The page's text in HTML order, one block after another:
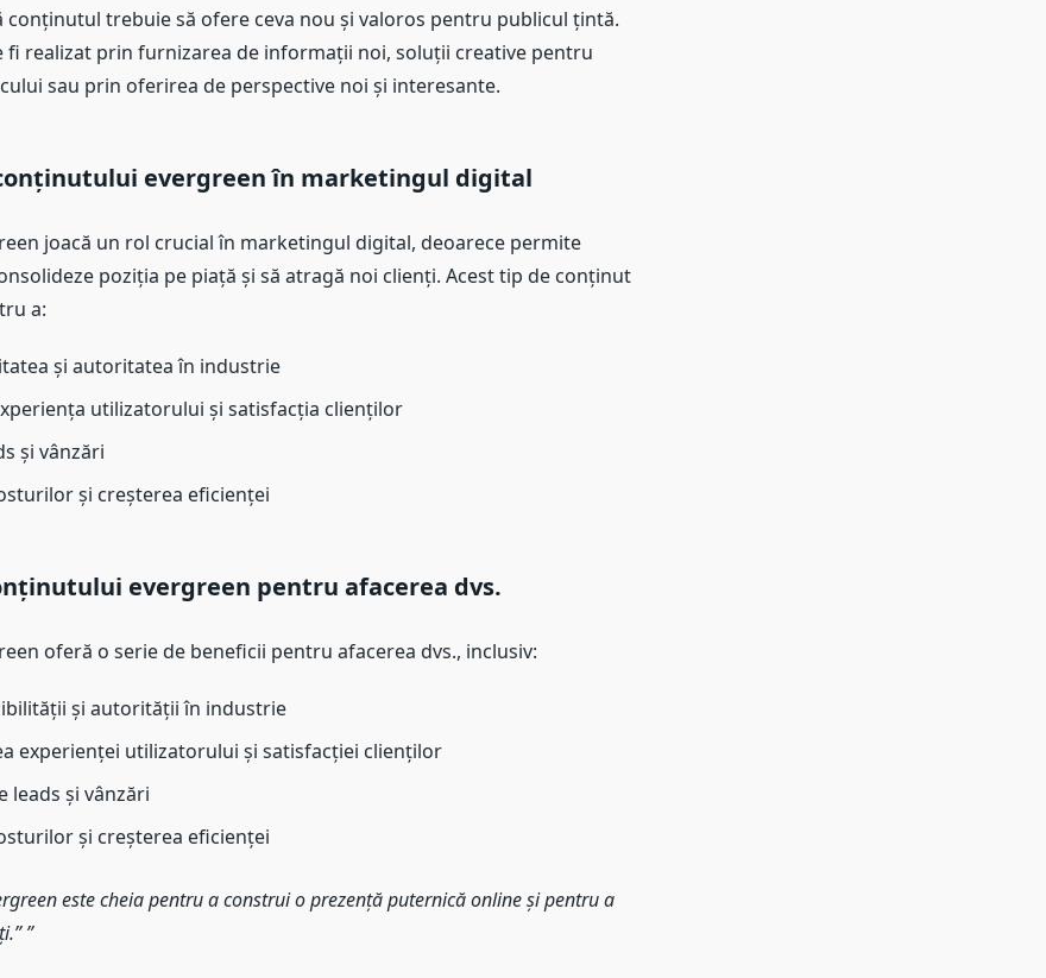
conținutul trebuie să ofere ceva nou și valoros pentru publicul țintă.
fi realizat prin furnizarea de informații noi, soluții creative pentru
sau prin oferirea de perspective noi și interesante.
evergreen în marketingul digital
joacă un rol crucial în marketingul digital, deoarece permite
poziția pe piață și să atragă noi clienți. Acest tip de conținut
a:
și autoritatea în industrie
utilizatorului și satisfacția clienților
și vânzări
și creșterea eficienței
evergreen pentru afacerea dvs.
oferă o serie de beneficii pentru afacerea dvs., inclusiv:
și autorității în industrie
experienței utilizatorului și satisfacției clienților
leads și vânzări
și creșterea eficienței
este cheia pentru a construi o prezență puternică online și pentru a